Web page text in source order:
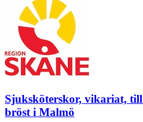
Sjuksköterskor, vikariat,
bröst i Malmö